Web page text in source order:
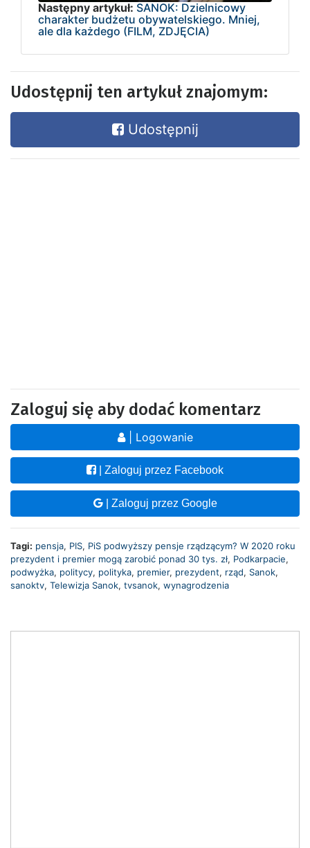
Następny artykuł: SANOK: Dzielnicowy
charakter budżetu obywatelskiego. Mniej,
ale dla każdego (FILM, ZDJĘCIA)
Udostępnij ten artykuł znajomym:
Udostępnij
Zaloguj się aby dodać komentarz
| Logowanie
| Zaloguj przez Facebook
| Zaloguj przez Google
Tagi: pensja, PIS, PiS podwyższy pensje rządzącym? W 2020 roku
prezydent i premier mogą zarobić ponad 30 tys. zł, Podkarpacie,
podwyżka, politycy, polityka, premier, prezydent, rząd, Sanok,
sanoktv, Telewizja Sanok, tvsanok, wynagrodzenia